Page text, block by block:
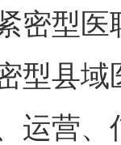
型医
型县
运营